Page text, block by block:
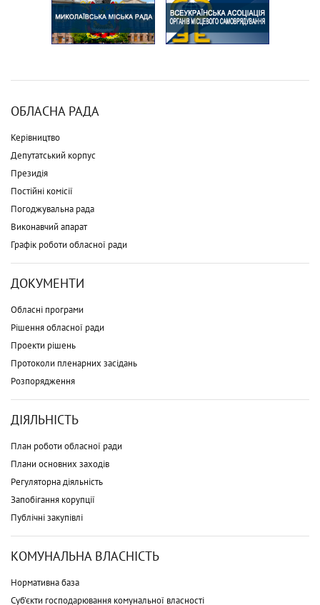
ОБЛАСНА РАДА
Керівництво
Депутатський корпус
Президія
Постійні комісії
Погоджувальна рада
Виконавчий апарат
Графік роботи обласної ради
ДОКУМЕНТИ
Обласні програми
Рішення обласної ради
Проекти рішень
Протоколи пленарних засідань
Розпорядження
ДІЯЛЬНІСТЬ
План роботи обласної ради
Плани основних заходів
Регуляторна діяльність
Запобігання корупції
Публічні закупівлі
КОМУНАЛЬНА ВЛАСНІСТЬ
Нормативна база
Суб'єкти господарювання комунальної власності